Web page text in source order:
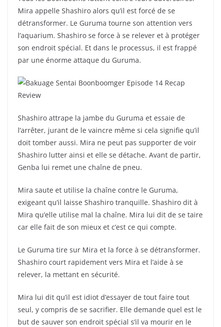
Mira appelle Shashiro alors qu’il est forcé de se
détransformer. Le Guruma tourne son attention vers
l’aquarium. Shashiro se force à se relever et à protéger
son endroit spécial. Et dans le processus, il est frappé
par une énorme attaque du Guruma.
Shashiro attrape la jambe du Guruma et essaie de
l’arrêter, jurant de le vaincre même si cela signifie qu’il
doit tomber aussi. Mira ne peut pas supporter de voir
Shashiro lutter ainsi et elle se détache. Avant de partir,
Genba lui remet une chaîne de pneu.
Mira saute et utilise la chaîne contre le Guruma,
exigeant qu’il laisse Shashiro tranquille. Shashiro dit à
Mira qu’elle utilise mal la chaîne. Mira lui dit de se taire
car elle fait de son mieux et c’est ce qui compte.
Le Guruma tire sur Mira et la force à se détransformer.
Shashiro court rapidement vers Mira et l’aide à se
relever, la mettant en sécurité.
Mira lui dit qu’il est idiot d’essayer de tout faire tout
seul, y compris de se sacrifier. Elle demande quel est le
but de sauver son endroit spécial s’il va mourir en le